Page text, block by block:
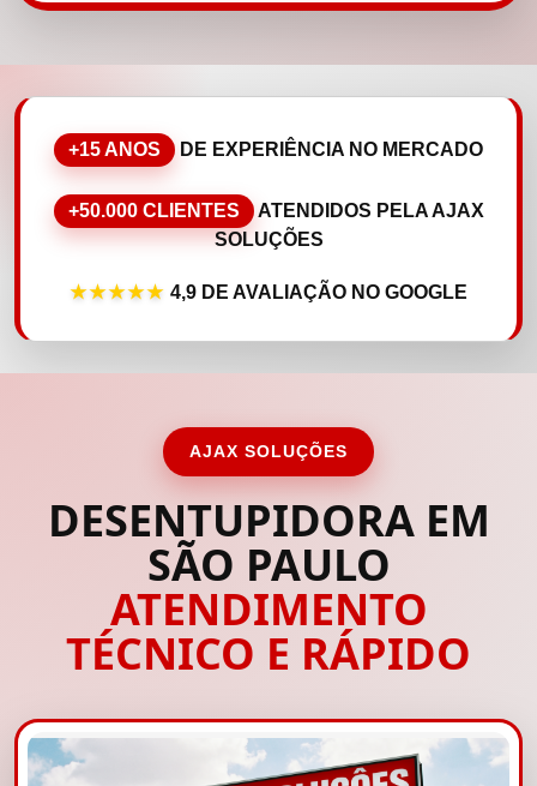
+15 ANOS DE EXPERIÊNCIA NO MERCADO
+50.000 CLIENTES
ATENDIDOS PELA AJAX
SOLUÇÕES
★★★★★ 4,9 DE AVALIAÇÃO NO GOOGLE
AJAX SOLUÇÕES
DESENTUPIDORA EM
SÃO PAULO
ATENDIMENTO
TÉCNICO E RÁPIDO